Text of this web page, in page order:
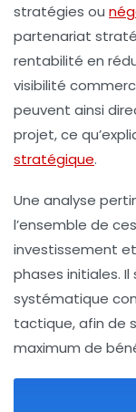
stratégies ou
partenariat
rentabilité en
visibilité
peuvent ainsi
projet, ce
stratégique.
Une analyse
l’ensemble de
investissement
phases initiales. Il
systématique
tactique, afin de
maximum de